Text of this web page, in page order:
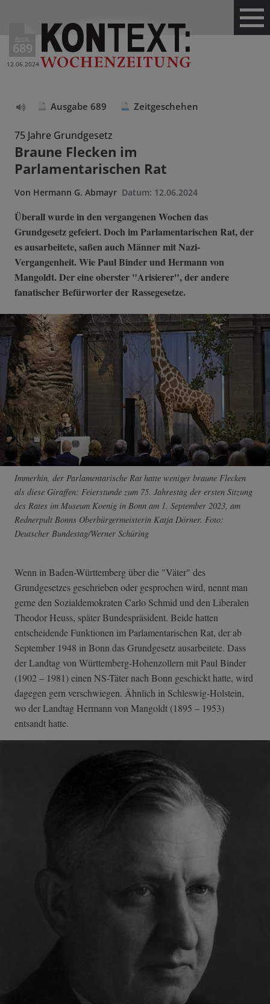
Ausg.
689
12.06.2024
vorlesen
Ausgabe 689 Zeitgeschehen
75 Jahre Grundgesetz
Braune Flecken im
Parlamentarischen Rat
Von Hermann G. Abmayr Datum: 12.06.2024
Überall wurde in den vergangenen Wochen das
Grundgesetz gefeiert. Doch im Parlamentarischen Rat, der
es ausarbeitete, saßen auch Männer mit Nazi-
Vergangenheit. Wie Paul Binder und Hermann von
Mangoldt. Der eine oberster "Arisierer", der andere
fanatischer Befürworter der Rassegesetze.
Immerhin, der Parlamentarische Rat hatte weniger braune Flecken
als diese Giraffen: Feierstunde zum 75. Jahrestag der ersten Sitzung
des Rates im Museum Koenig in Bonn am 1. September 2023, am
Rednerpult Bonns Oberbürgermeisterin Katja Dörner. Foto:
Deutscher Bundestag/Werner Schüring
Wenn in Baden-Württemberg über die "Väter" des
Grundgesetzes geschrieben oder gesprochen wird, nennt man
gerne den Sozialdemokraten Carlo Schmid und den Liberalen
Theodor Heuss, später Bundespräsident. Beide hatten
entscheidende Funktionen im Parlamentarischen Rat, der ab
September 1948 in Bonn das Grundgesetz ausarbeitete. Dass
der Landtag von Württemberg-Hohenzollern mit Paul Binder
(1902 – 1981) einen NS-Täter nach Bonn geschickt hatte, wird
dagegen gern verschwiegen. Ähnlich in Schleswig-Holstein,
wo der Landtag Hermann von Mangoldt (1895 – 1953)
entsandt hatte.